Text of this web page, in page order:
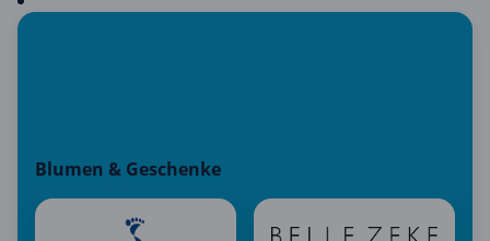
Blumen & Geschenke